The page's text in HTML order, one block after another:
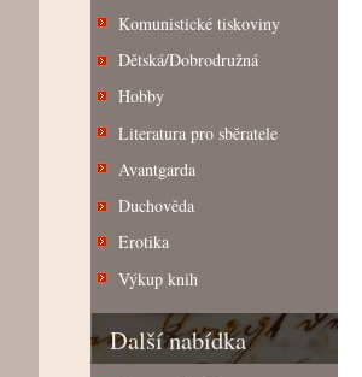
Komunistické tiskoviny
Dětská/Dobrodružná
Hobby
Literatura pro sběratele
Avantgarda
Duchověda
Erotika
Výkup knih
Další nabídka